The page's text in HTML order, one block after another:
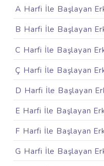
A Harfi İle Başlayan
B Harfi İle Başlayan
C Harfi İle Başlayan
Ç Harfi İle Başlayan
D Harfi İle Başlayan
E Harfi İle Başlayan
F Harfi İle Başlayan
G Harfi İle Başlayan